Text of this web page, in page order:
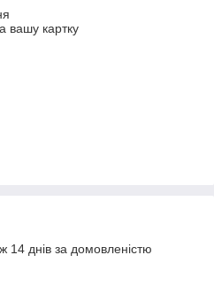
вашу картку
14 днів за домовленістю